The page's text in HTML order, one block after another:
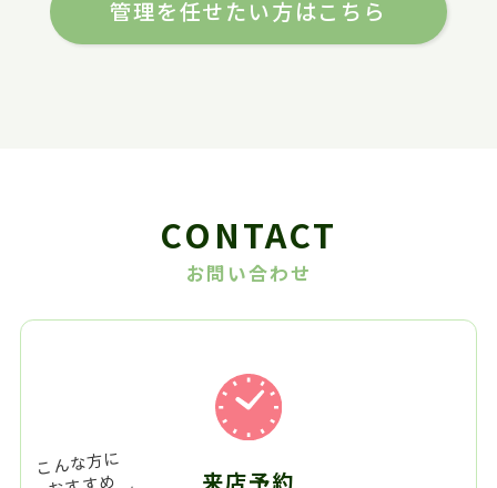
管理を任せたい方はこちら
CONTACT
お問い合わせ